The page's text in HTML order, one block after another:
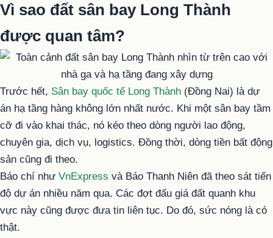
Vì sao đất sân bay Long Thành
được quan tâm?
Trước hết, Sân bay quốc tế Long Thành (Đồng Nai) là dự
án hạ tầng hàng không lớn nhất nước. Khi một sân bay tầm
cỡ đi vào khai thác, nó kéo theo dòng người lao động,
chuyên gia, dịch vụ, logistics. Đồng thời, dòng tiền bất động
sản cũng đi theo.
Báo chí như VnExpress và Báo Thanh Niên đã theo sát tiến
độ dự án nhiều năm qua. Các đợt đấu giá đất quanh khu
vực này cũng được đưa tin liên tục. Do đó, sức nóng là có
thật.